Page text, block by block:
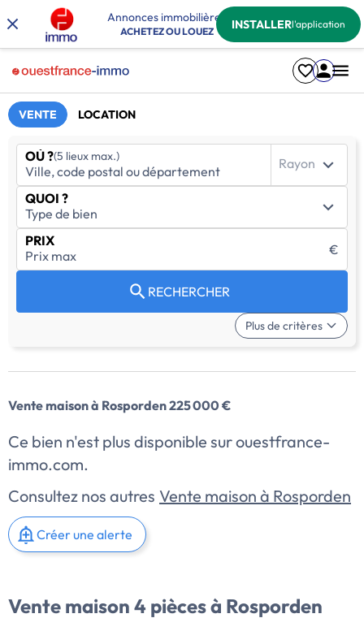
Annonces immobilières
ACHETEZ OU LOUEZ INSTALLERl'application
VENTE LOCATION
OÙ ?(5 lieux max.) Rayon
QUOI ?
PRIX
€
RECHERCHER
Plus de critères
Vente maison à Rosporden 225 000 €
Ce bien n'est plus disponible sur ouestfrance-
immo.com.
Consultez nos autres Vente maison à Rosporden
Créer une alerte
Vente maison 4 pièces à Rosporden